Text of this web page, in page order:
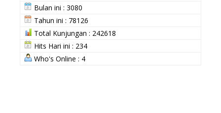
Bulan ini : 3080
Tahun ini : 78126
Total Kunjungan : 242618
Hits Hari ini : 234
Who's Online : 4